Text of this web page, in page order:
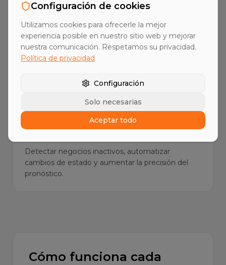
Secuencias multicanal
Secuencias de outbound por correo electrónico,
LinkedIn y llamadas — coordinadas,
personalizadas, optimizadas para la conversión.
Higiene de la cartera de clientes y
Detectar negocios inactivos, automatizar
cambios de estado y aumentar la precisión del
pronóstico.
Cómo funciona cada
Configuración de cookies
Utilizamos cookies para ofrecerle la mejor
experiencia posible en nuestro sitio web y mejorar
nuestra comunicación. Respetamos su privacidad.
Política de privacidad
Configuración
Solo necesarias
Aceptar todo